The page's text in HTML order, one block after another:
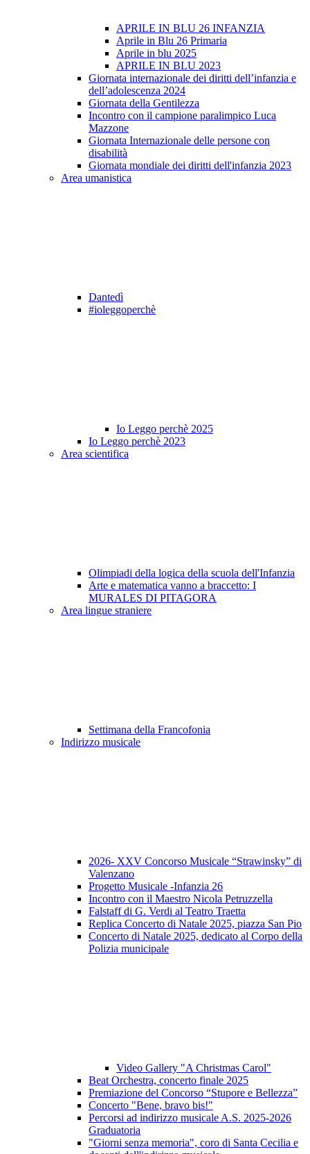
APRILE IN BLU 26 INFANZIA
Aprile in Blu 26 Primaria
Aprile in blu 2025
APRILE IN BLU 2023
Giornata internazionale dei diritti dell’infanzia e
dell’adolescenza 2024
Giornata della Gentilezza
Incontro con il campione paralimpico Luca
Mazzone
Giornata Internazionale delle persone con
disabilità
Giornata mondiale dei diritti dell'infanzia 2023
Area umanistica
Dantedì
#ioleggoperchè
Io Leggo perchè 2025
Io Leggo perchè 2023
Area scientifica
Olimpiadi della logica della scuola dell'Infanzia
Arte e matematica vanno a braccetto: I
MURALES DI PITAGORA
Area lingue straniere
Settimana della Francofonia
Indirizzo musicale
2026- XXV Concorso Musicale “Strawinsky” di
Valenzano
Progetto Musicale -Infanzia 26
Incontro con il Maestro Nicola Petruzzella
Falstaff di G. Verdi al Teatro Traetta
Replica Concerto di Natale 2025, piazza San Pio
Concerto di Natale 2025, dedicato al Corpo della
Polizia municipale
Video Gallery "A Christmas Carol"
Beat Orchestra, concerto finale 2025
Premiazione del Concorso “Stupore e Bellezza”
Concerto "Bene, bravo bis!"
Percorsi ad indirizzo musicale A.S. 2025-2026
Graduatoria
"Giorni senza memoria", coro di Santa Cecilia e